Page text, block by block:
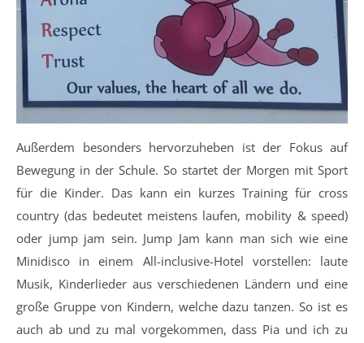
Außerdem besonders hervorzuheben ist der Fokus auf
Bewegung in der Schule. So startet der Morgen mit Sport
für die Kinder. Das kann ein kurzes Training für cross
country (das bedeutet meistens laufen, mobility & speed)
oder jump jam sein. Jump Jam kann man sich wie eine
Minidisco in einem All-inclusive-Hotel vorstellen: laute
Musik, Kinderlieder aus verschiedenen Ländern und eine
große Gruppe von Kindern, welche dazu tanzen. So ist es
auch ab und zu mal vorgekommen, dass Pia und ich zu